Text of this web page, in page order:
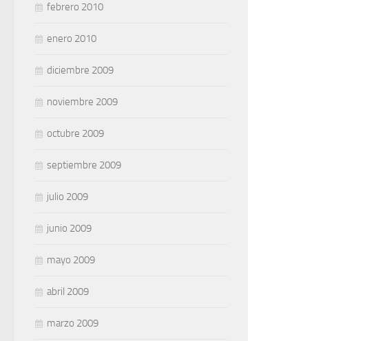
febrero 2010
enero 2010
diciembre 2009
noviembre 2009
octubre 2009
septiembre 2009
julio 2009
junio 2009
mayo 2009
abril 2009
marzo 2009